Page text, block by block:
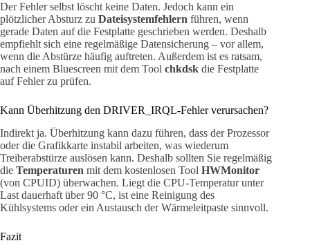
Der Fehler selbst löscht keine Daten. Jedoch kann ein
plötzlicher Absturz zu Dateisystemfehlern führen, wenn
gerade Daten auf die Festplatte geschrieben werden. Deshalb
empfiehlt sich eine regelmäßige Datensicherung – vor allem,
wenn die Abstürze häufig auftreten. Außerdem ist es ratsam,
nach einem Bluescreen mit dem Tool chkdsk die Festplatte
auf Fehler zu prüfen.
Kann Überhitzung den DRIVER_IRQL-Fehler verursachen?
Indirekt ja. Überhitzung kann dazu führen, dass der Prozessor
oder die Grafikkarte instabil arbeiten, was wiederum
Treiberabstürze auslösen kann. Deshalb sollten Sie regelmäßig
die Temperaturen mit dem kostenlosen Tool HWMonitor
(von CPUID) überwachen. Liegt die CPU-Temperatur unter
Last dauerhaft über 90 °C, ist eine Reinigung des
Kühlsystems oder ein Austausch der Wärmeleitpaste sinnvoll.
Fazit